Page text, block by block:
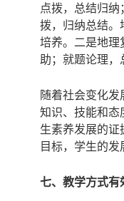
点拨，总结归
拨，归纳总结。
培养。二是地理
助；就题论理
随着社会变化
知识、技能和态
生素养发展的
目标，学生的
七、教学方式有